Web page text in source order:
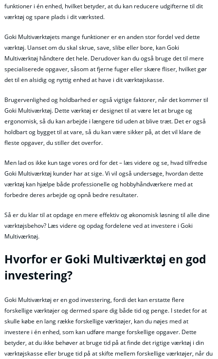
funktioner i én enhed, hvilket betyder, at du kan reducere udgifterne til dit
værktøj og spare plads i dit værksted.
Goki Multiværktøjets mange funktioner er en anden stor fordel ved dette
værktøj. Uanset om du skal skrue, save, slibe eller bore, kan Goki
Multiværktøj håndtere det hele. Derudover kan du også bruge det til mere
specialiserede opgaver, såsom at fjerne fuger eller skære fliser, hvilket gør
det til en alsidig og nyttig enhed at have i dit værktøjskasse.
Brugervenlighed og holdbarhed er også vigtige faktorer, når det kommer til
Goki Multiværktøj. Dette værktøj er designet til at være let at bruge og
ergonomisk, så du kan arbejde i længere tid uden at blive træt. Det er også
holdbart og bygget til at vare, så du kan være sikker på, at det vil klare de
fleste opgaver, du stiller det overfor.
Men lad os ikke kun tage vores ord for det – læs videre og se, hvad tilfredse
Goki Multiværktøj kunder har at sige. Vi vil også undersøge, hvordan dette
værktøj kan hjælpe både professionelle og hobbyhåndværkere med at
forbedre deres arbejde og opnå bedre resultater.
Så er du klar til at opdage en mere effektiv og økonomisk løsning til alle dine
værktøjsbehov? Læs videre og opdag fordelene ved at investere i Goki
Multiværktøj.
Hvorfor er Goki Multiværktøj en god
investering?
Goki Multiværktøj er en god investering, fordi det kan erstatte flere
forskellige værktøjer og dermed spare dig både tid og penge. I stedet for at
skulle købe en lang række forskellige værktøjer, kan du nøjes med at
investere i én enhed, som kan udføre mange forskellige opgaver. Dette
betyder, at du ikke behøver at bruge tid på at finde det rigtige værktøj i din
værktøjskasse eller bruge tid på at skifte mellem forskellige værktøjer, når du